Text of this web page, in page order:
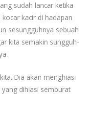
sudah lancar ketika
kacir di hadapan
sesungguhnya sebuah
kita semakin sungguh-
Dia akan menghiasi
dihiasi semburat